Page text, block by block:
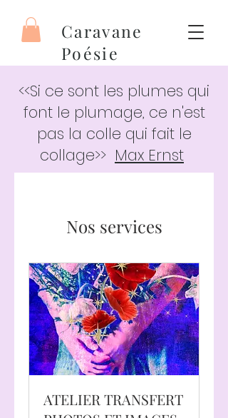
Caravane
Poésie
<<Si ce sont les plumes qui
font le plumage, ce n'est
pas la colle qui fait le
collage>> Max Ernst
Nos services
ATELIER TRANSFERT